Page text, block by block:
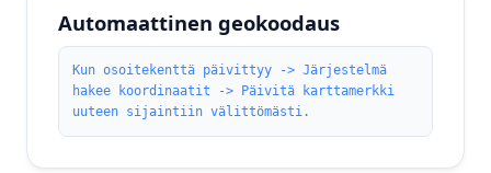
Automaattinen geokoodaus
Kun osoitekenttä päivittyy -> Järjestelmä
hakee koordinaatit -> Päivitä karttamerkki
uuteen sijaintiin välittömästi.